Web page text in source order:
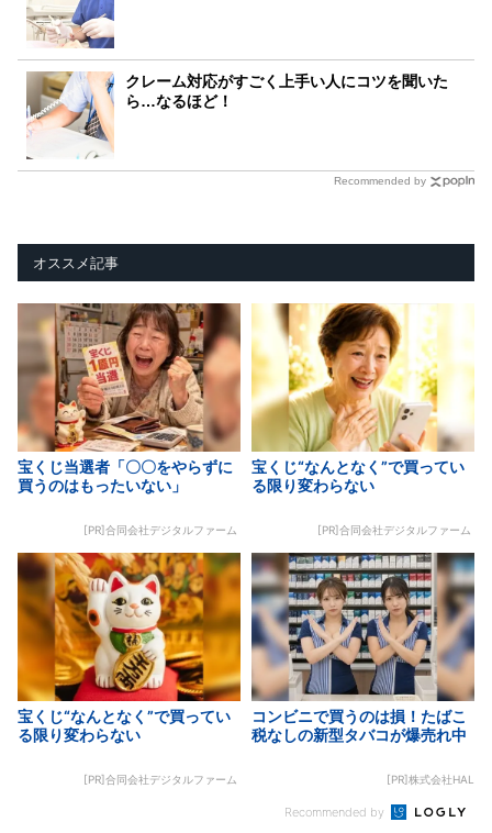
クレーム対応がすごく上手い人にコツを聞いた
ら…なるほど！
Recommended by
オススメ記事
宝くじ当選者「〇〇をやらずに
買うのはもったいない」
[PR]合同会社デジタルファーム
宝くじ“なんとなく”で買ってい
る限り変わらない
[PR]合同会社デジタルファーム
宝くじ“なんとなく”で買ってい
る限り変わらない
[PR]合同会社デジタルファーム
コンビニで買うのは損！たばこ
税なしの新型タバコが爆売れ中
[PR]株式会社HAL
Recommended by